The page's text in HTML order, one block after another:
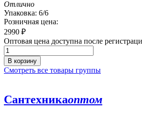
Отлично
Упаковка: 6/6
Розничная цена:
2990 ₽
Оптовая цена доступна после
В корзину
Смотреть все товары группы
Сантехникаоптом